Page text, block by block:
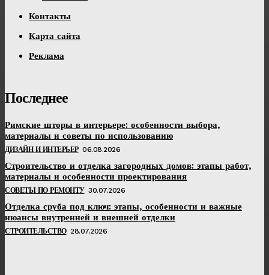
Контакты
Карта сайта
Реклама
Последнее
Римские шторы в интерьере: особенности выбора,
материалы и советы по использованию
ДИЗАЙН И ИНТЕРЬЕР 06.08.2026
Строительство и отделка загородных домов: этапы работ,
материалы и особенности проектирования
СОВЕТЫ ПО РЕМОНТУ 30.07.2026
Отделка сруба под ключ: этапы, особенности и важные
нюансы внутренней и внешней отделки
СТРОИТЕЛЬСТВО 28.07.2026